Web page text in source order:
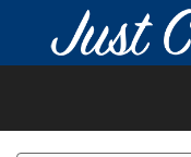
Inhalt